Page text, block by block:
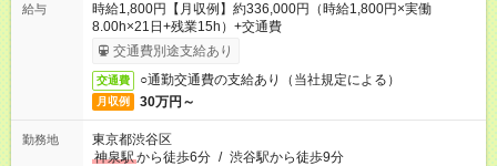
給与
時給1,800円【月収例】約336,000円（時給1,800円×実働
8.00h×21日+残業15h）+交通費
交通費別途支給あり
交通費 ○通勤交通費の支給あり（当社規定による）
月収例 30万円～
勤務地
東京都渋谷区
神泉駅から徒歩6分 / 渋谷駅から徒歩9分